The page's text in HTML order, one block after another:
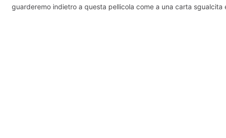
guarderemo indietro a questa pellicola come a una carta